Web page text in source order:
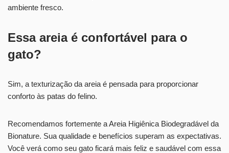
ambiente fresco.
Essa areia é confortável para o
gato?
Sim, a texturização da areia é pensada para proporcionar
conforto às patas do felino.
Recomendamos fortemente a Areia Higiênica Biodegradável da
Bionature. Sua qualidade e benefícios superam as expectativas.
Você verá como seu gato ficará mais feliz e saudável com essa